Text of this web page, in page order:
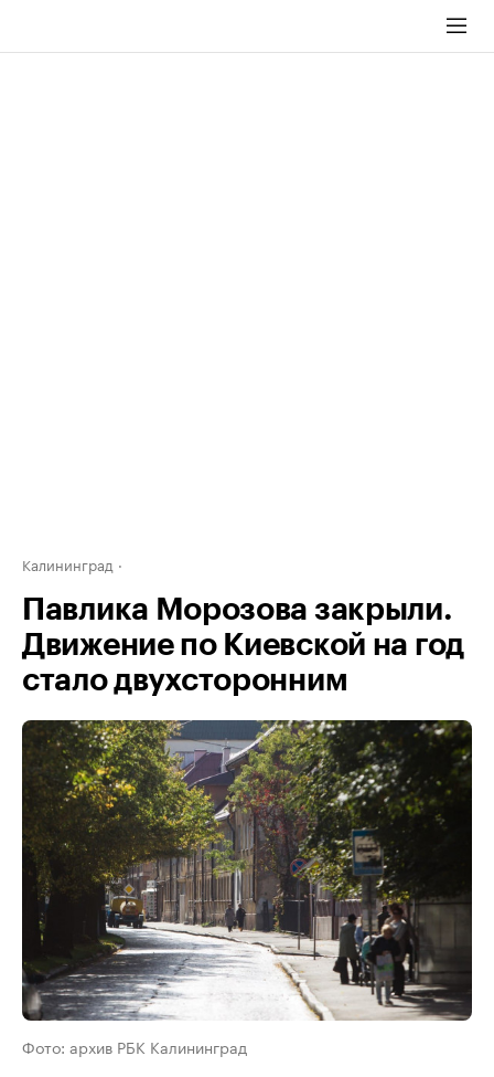
Калининград
Павлика Морозова закрыли.
Движение по Киевской на год
стало двухсторонним
Фото: архив РБК Калининград